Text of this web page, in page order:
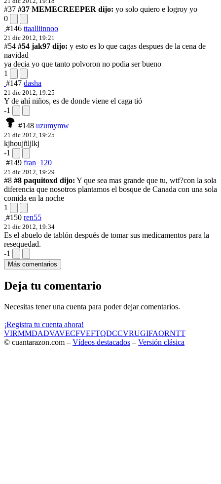
#37 #37 MEMECREEPER dijo: yo solo quiero e logroy yo
0
#146 ttaalliinnoo
21 dic 2012, 19:21
#54 #54 jak97 dijo: y esto es lo que cagas despues de la cena de
navidad
ya decia yo que tanto polvoron no podia ser bueno
1
#147 dasha
21 dic 2012, 19:25
Y de ahí niños, es de donde viene el caga tió
-1
#148 uzumymw
21 dic 2012, 19:25
kjhoujñljlkj
-1
#149 fran_120
21 dic 2012, 19:29
#8 #8 paquitoxd dijo: Y que sea mas grande que tu, wtf?con la sola
diferencia que nosotros plantamos el bosque de Canada con una sola
comida en la noche
1
#150 ren55
21 dic 2012, 19:34
Es el abuelo de tablón después de tomar sus medicamentos para la
resequedad.
-1
Más comentarios
Deja tu comentario
Necesitas tener una cuenta para poder dejar comentarios.
¡Registra tu cuenta ahora!
VIRMMDADVAVECFVEFTQDCCVRUGIFAORNTT
© cuantarazon.com – Vídeos destacados – Versión clásica